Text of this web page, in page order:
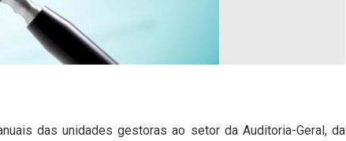
das unidades gestoras ao setor da Auditoria-Geral, da